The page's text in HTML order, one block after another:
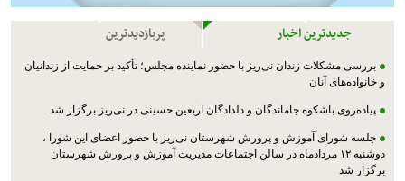
جدیدترین اخبار پربازدیدترین
بررسی مشکلات زندان نی‌ریز با حضور نماینده مجلس؛ تأکید بر حمایت از زندانیان
و خانواده‌های آنان
پیاده‌روی باشکوه جاماندگان و دلدادگان اربعین حسینی در نی‌ریز برگزار شد
جلسه شورای آموزش و پرورش شهرستان نی‌ریز با حضور اعضای این شورا ،
دوشنبه ۱۲ مردادماه در سالن اجتماعات مدیریت آموزش و پرورش شهرستان
برگزار شد